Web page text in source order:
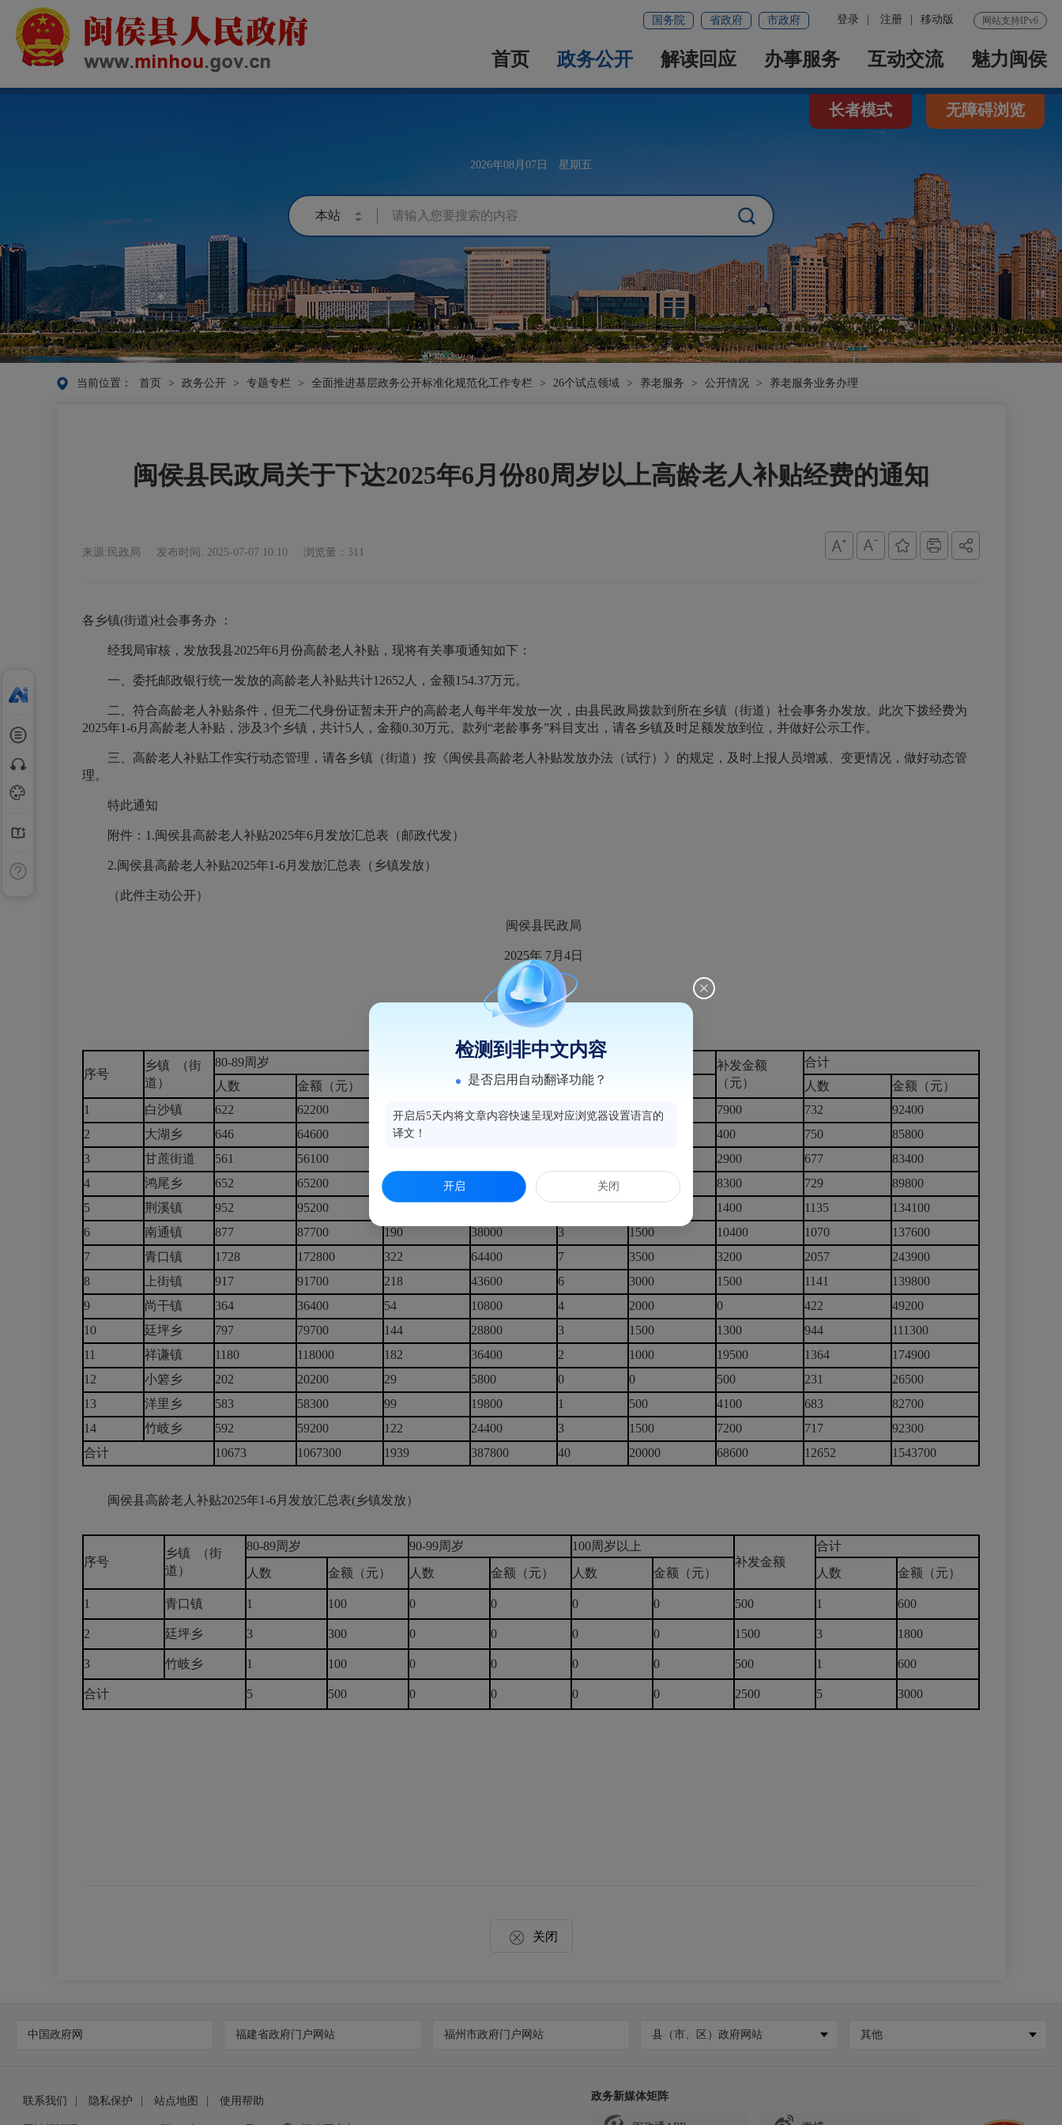
网站支持IPv6
登录 注册 移动版
国务院 省政府 市政府
首页 政务公开 解读回应 办事服务 互动交流 魅力闽侯
2026年08月07日 星期五
长者模式 无障碍浏览
当前位置： 首页 > 政务公开 > 专题专栏 > 全面推进基层政务公开标准化规范化工作专栏 > 26个试点领域 > 养老服务 > 公开情况 > 养老服务业务办理
闽侯县民政局关于下达2025年6月份80周岁以上高龄老人补贴经费的通知
来源:民政局 发布时间: 2025-07-07 10:10 浏览量：311
各乡镇(街道)社会事务办 ：
经我局审核，发放我县2025年6月份高龄老人补贴，现将有关事项通知如下：
一、委托邮政银行统一发放的高龄老人补贴共计12652人，金额154.37万元。
二、符合高龄老人补贴条件，但无二代身份证暂未开户的高龄老人每半年发放一次，由县民政局拨款到所在乡镇（街道）社会事务办发放。此次下拨经费为
2025年1-6月高龄老人补贴，涉及3个乡镇，共计5人，金额0.30万元。款列“老龄事务”科目支出，请各乡镇及时足额发放到位，并做好公示工作。
三、高龄老人补贴工作实行动态管理，请各乡镇（街道）按《闽侯县高龄老人补贴发放办法（试行）》的规定，及时上报人员增减、变更情况，做好动态管
理。
特此通知
附件：1.闽侯县高龄老人补贴2025年6月发放汇总表（邮政代发）
2.闽侯县高龄老人补贴2025年1-6月发放汇总表（乡镇发放）
（此件主动公开）
闽侯县民政局
2025年 7月4日
闽侯县高龄老人补贴2025年6月发放汇总表（邮政代发）
序号
乡镇 （街
道）
80-89周岁 100周岁以上
补发金额
（元）
合计
人数
金额（元） 金额（元） 人数 人数
金额（元）
1
白沙镇 622 62200 109 21800 1 500 7900 732
92400
2
大湖乡 646 64600 104 400 750
85800
3
甘蔗街道 561 56100 2900 677
83400
4
鸿尾乡 652 65200 74 8300 729
89800
5
荆溪镇 952 95200 1400 1135
134100
6
南通镇 877 87700 190 38000 3 1500 10400 1070
137600
7
青口镇 1728 172800 322 64400 7 3500 3200 2057
243900
8
上街镇 917 91700 218 43600 6 3000 1500 1141
139800
9
尚干镇 364 36400 54 10800 4 2000 0 422
49200
10
廷坪乡 797 79700 144 28800 3 1500 1300 944
111300
11
祥谦镇 1180 118000 182 36400 2 1000 19500 1364
174900
12
小箬乡 202 20200 29 5800 0 0 500 231
26500
13
洋里乡 583 58300 99 19800 1 500 4100 683
82700
14
竹岐乡 592 59200 122 24400 3 1500 7200 717
92300
合计
10673 1067300 1939 387800 40 20000 68600 12652 1543700
闽侯县高龄老人补贴2025年1-6月发放汇总表(乡镇发放）
序号
乡镇 （街
道）
80-89周岁 90-99周岁
100周岁以上
补发金额
合计
人数
金额（元） 人数 金额（元） 人数 金额（元） 人数 金额（元）
1 青口镇 1 100 0 0 0 0 500 1 600
2 廷坪乡 3 300 0 0 0 0 1500 3 1800
3 竹岐乡 1 100 0 0 0 0 500 1 600
合计 5 500 0 0 0 0 2500 5 3000
关闭
中国政府网 福建省政府门户网站 福州市政府门户网站 县（市、区）政府网站 其他
联系我们 隐私保护 站点地图 使用帮助 政务新媒体矩阵
检测到非中文内容
是否启用自动翻译功能？
开启后5天内将文章内容快速呈现对应浏览器设置语言的
译文！
开启 关闭